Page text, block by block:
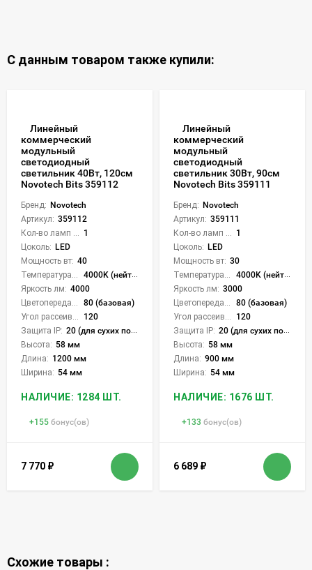
С данным товаром также купили:
Линейный
коммерческий
модульный
светодиодный
светильник 40Вт, 120см
Novotech Bits 359112
Бренд: Novotech
Артикул: 359112
Кол-во ламп или LED: 1
Цоколь: LED
Мощность вт: 40
Температура света:
4000K (нейтральный)
Яркость лм: 4000
Цветопередача (CRI):
80 (базовая)
Угол рассеивания света °:
120
Защита IP: 20 (для сухих пом.)
Высота: 58 мм
Длина: 1200 мм
Ширина: 54 мм
НАЛИЧИЕ: 1284 ШТ.
+155 бонус(ов)
7 770 ₽
Линейный
коммерческий
модульный
светодиодный
светильник 30Вт, 90см
Novotech Bits 359111
Бренд: Novotech
Артикул: 359111
Кол-во ламп или LED: 1
Цоколь: LED
Мощность вт: 30
Температура света:
4000K (нейтральный)
Яркость лм: 3000
Цветопередача (CRI):
80 (базовая)
Угол рассеивания света °:
120
Защита IP: 20 (для сухих пом.)
Высота: 58 мм
Длина: 900 мм
Ширина: 54 мм
НАЛИЧИЕ: 1676 ШТ.
+133 бонус(ов)
6 689 ₽
Схожие товары :